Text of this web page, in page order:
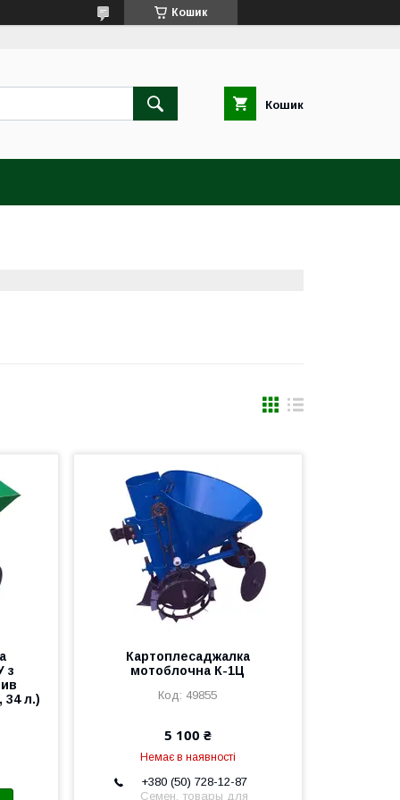
Кошик
Кошик
з
34 л.)
Картоплесаджалка
мотоблочна К-1Ц
49855
5 100 ₴
Немає в наявності
+380 (50) 728-12-87
Семен, товары для